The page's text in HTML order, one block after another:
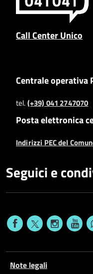
Call Center Unico
Centrale operativa
tel.(+39) 041 2747070
Posta elettronica
Indirizzi PEC del
Seguici e
Note legali